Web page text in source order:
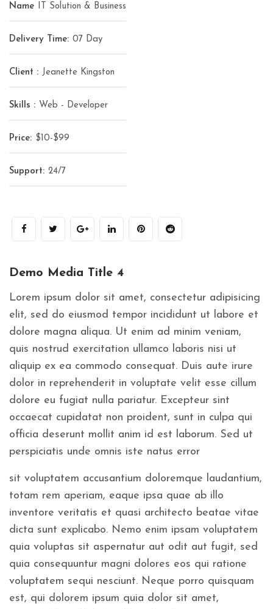
Name IT Solution & Business
Delivery Time: 07 Day
Client : Jeanette Kingston
Skills : Web - Developer
Price: $10-$99
Support: 24/7
Demo Media Title 4
Lorem ipsum dolor sit amet, consectetur adipisicing
elit, sed do eiusmod tempor incididunt ut labore et
dolore magna aliqua. Ut enim ad minim veniam,
quis nostrud exercitation ullamco laboris nisi ut
aliquip ex ea commodo consequat. Duis aute irure
dolor in reprehenderit in voluptate velit esse cillum
dolore eu fugiat nulla pariatur. Excepteur sint
occaecat cupidatat non proident, sunt in culpa qui
officia deserunt mollit anim id est laborum. Sed ut
perspiciatis unde omnis iste natus error
sit voluptatem accusantium doloremque laudantium,
totam rem aperiam, eaque ipsa quae ab illo
inventore veritatis et quasi architecto beatae vitae
dicta sunt explicabo. Nemo enim ipsam voluptatem
quia voluptas sit aspernatur aut odit aut fugit, sed
quia consequuntur magni dolores eos qui ratione
voluptatem sequi nesciunt. Neque porro quisquam
est, qui dolorem ipsum quia dolor sit amet,